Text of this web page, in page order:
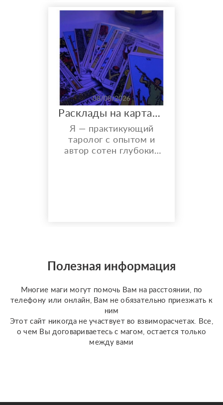
08/08/2026
Расклады на картах Таро. Таролог онлайн.
Я — практикующий
таролог с опытом и
автор сотен глубоких
конкретную задачу
(Классическое Таро
Таро ...
Полезная информация
Многие маги могут помочь Вам на расстоянии, по
телефону или онлайн, Вам не обязательно приезжать к
ним
Этот сайт никогда не участвует во взвиморасчетах. Все,
о чем Вы договариваетесь с магом, остается только
между вами